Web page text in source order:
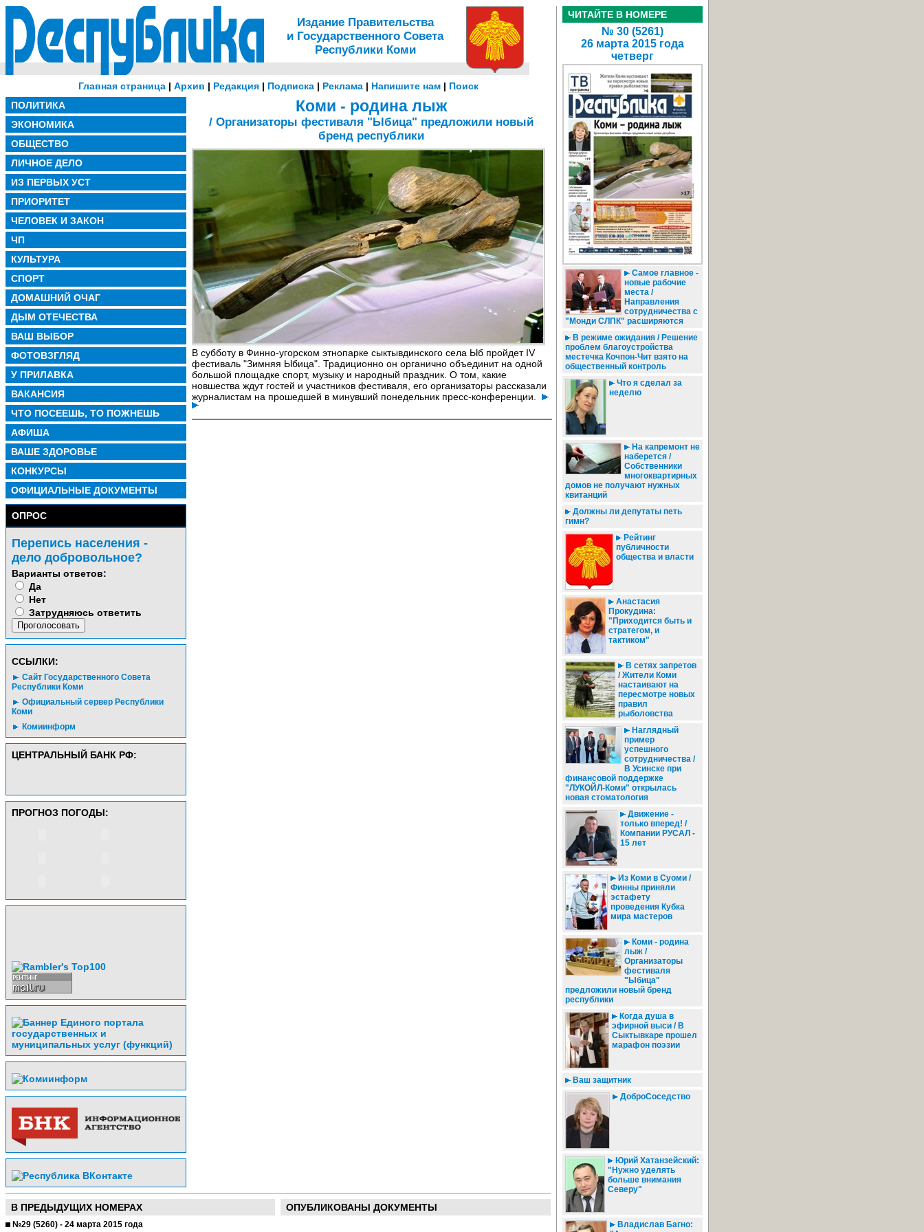
Издание Правительства
и Государственного Совета
Республики Коми
Главная страница| Архив | Редакция| Подписка| Реклама| Напишите нам| Поиск
ПОЛИТИКА
ЭКОНОМИКА
ОБЩЕСТВО
ЛИЧНОЕ ДЕЛО
ИЗ ПЕРВЫХ УСТ
ПРИОРИТЕТ
ЧЕЛОВЕК И ЗАКОН
ЧП
КУЛЬТУРА
СПОРТ
ДОМАШНИЙ ОЧАГ
ДЫМ ОТЕЧЕСТВА
ВАШ ВЫБОР
ФОТОВЗГЛЯД
У ПРИЛАВКА
ВАКАНСИЯ
ЧТО ПОСЕЕШЬ, ТО ПОЖНЕШЬ
АФИША
ВАШЕ ЗДОРОВЬЕ
КОНКУРСЫ
ОФИЦИАЛЬНЫЕ ДОКУМЕНТЫ
ОПРОС
Перепись населения -
дело добровольное?
Варианты ответов:
Да
Нет
Затрудняюсь ответить
CСЫЛКИ:
Сайт Государственного Совета
Республики Коми
Официальный сервер Республики
Коми
Комиинформ
ЦЕНТРАЛЬНЫЙ БАНК РФ:
ПРОГНОЗ ПОГОДЫ:
Коми - родина лыж
/ Организаторы фестиваля "Ыбица" предложили новый
бренд республики
В субботу в Финно-угорском этнопарке сыктывдинского села Ыб пройдет IV
фестиваль "Зимняя Ыбица". Традиционно он органично объединит на одной
большой площадке спорт, музыку и народный праздник. О том, какие
новшества ждут гостей и участников фестиваля, его организаторы рассказали
журналистам на прошедшей в минувший понедельник пресс-конференции.
В ПРЕДЫДУЩИХ НОМЕРАХ
№29 (5260) - 24 марта 2015 года
ОПУБЛИКОВАНЫ ДОКУМЕНТЫ
ЧИТАЙТЕ В НОМЕРЕ
№ 30 (5261)
26 марта 2015 года
четверг
Самое главное -
новые рабочие
места /
Направления
сотрудничества с
"Монди СЛПК" расширяются
В режиме ожидания / Решение
проблем благоустройства
местечка Кочпон-Чит взято на
общественный контроль
Что я сделал за
неделю
На капремонт не
наберется /
Собственники
многоквартирных
домов не получают нужных
квитанций
Должны ли депутаты петь
гимн?
Рейтинг
публичности
общества и власти
Анастасия
Прокудина:
"Приходится быть и
стратегом, и
тактиком"
В сетях запретов
/ Жители Коми
настаивают на
пересмотре новых
правил
рыболовства
Наглядный
пример
успешного
сотрудничества /
В Усинске при
финансовой поддержке
"ЛУКОЙЛ-Коми" открылась
новая стоматология
Движение -
только вперед! /
Компании РУСАЛ -
15 лет
Из Коми в Суоми /
Финны приняли
эстафету
проведения Кубка
мира мастеров
Коми - родина
лыж /
Организаторы
фестиваля
"Ыбица"
предложили новый бренд
республики
Когда душа в
эфирной выси / В
Сыктывкаре прошел
марафон поэзии
Ваш защитник
ДоброСоседство
Юрий Хатанзейский:
"Нужно уделять
больше внимания
Северу"
Владислав Багно: